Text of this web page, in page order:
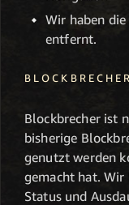
Wir haben
entfernt.
Blockbrecher ist
bisherige
genutzt werden
gemacht hat. Wir
Status und